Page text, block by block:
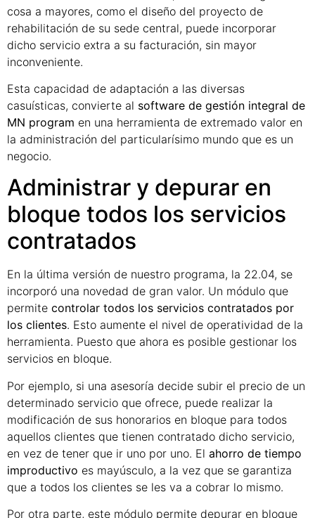
cosa a mayores, como el diseño del proyecto de
rehabilitación de su sede central, puede incorporar
dicho servicio extra a su facturación, sin mayor
inconveniente.
Esta capacidad de adaptación a las diversas
casuísticas, convierte al software de gestión integral de
MN program en una herramienta de extremado valor en
la administración del particularísimo mundo que es un
negocio.
Administrar y depurar en
bloque todos los servicios
contratados
En la última versión de nuestro programa, la 22.04, se
incorporó una novedad de gran valor. Un módulo que
permite controlar todos los servicios contratados por
los clientes. Esto aumente el nivel de operatividad de la
herramienta. Puesto que ahora es posible gestionar los
servicios en bloque.
Por ejemplo, si una asesoría decide subir el precio de un
determinado servicio que ofrece, puede realizar la
modificación de sus honorarios en bloque para todos
aquellos clientes que tienen contratado dicho servicio,
en vez de tener que ir uno por uno. El ahorro de tiempo
improductivo es mayúsculo, a la vez que se garantiza
que a todos los clientes se les va a cobrar lo mismo.
Por otra parte, este módulo permite depurar en bloque